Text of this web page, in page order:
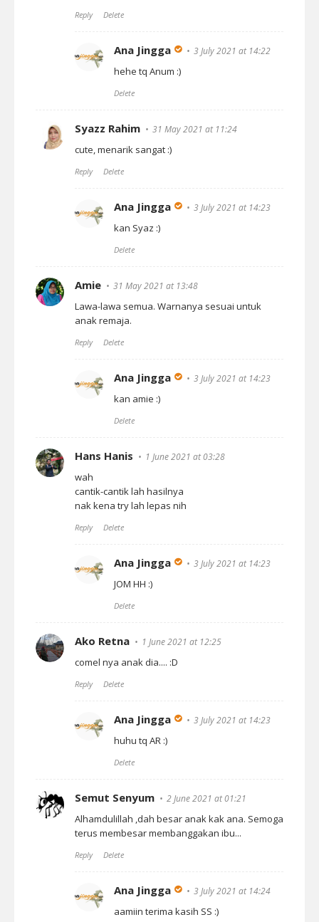
Reply Delete
Ana Jingga 3 July 2021 at 14:22
hehe tq Anum :)
Delete
Syazz Rahim 31 May 2021 at 11:24
cute, menarik sangat :)
Reply Delete
Ana Jingga 3 July 2021 at 14:23
kan Syaz :)
Delete
Amie 31 May 2021 at 13:48
Lawa-lawa semua. Warnanya sesuai untuk
anak remaja.
Reply Delete
Ana Jingga 3 July 2021 at 14:23
kan amie :)
Delete
Hans Hanis 1 June 2021 at 03:28
wah
cantik-cantik lah hasilnya
nak kena try lah lepas nih
Reply Delete
Ana Jingga 3 July 2021 at 14:23
JOM HH :)
Delete
Ako Retna 1 June 2021 at 12:25
comel nya anak dia.... :D
Reply Delete
Ana Jingga 3 July 2021 at 14:23
huhu tq AR :)
Delete
Semut Senyum 2 June 2021 at 01:21
Alhamdulillah ,dah besar anak kak ana. Semoga
terus membesar membanggakan ibu...
Reply Delete
Ana Jingga 3 July 2021 at 14:24
aamiin terima kasih SS :)